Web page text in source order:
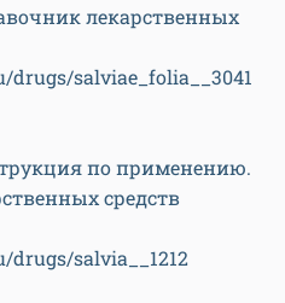
лекарственных
salviae_folia__3041
по применению.
средств
salvia__1212